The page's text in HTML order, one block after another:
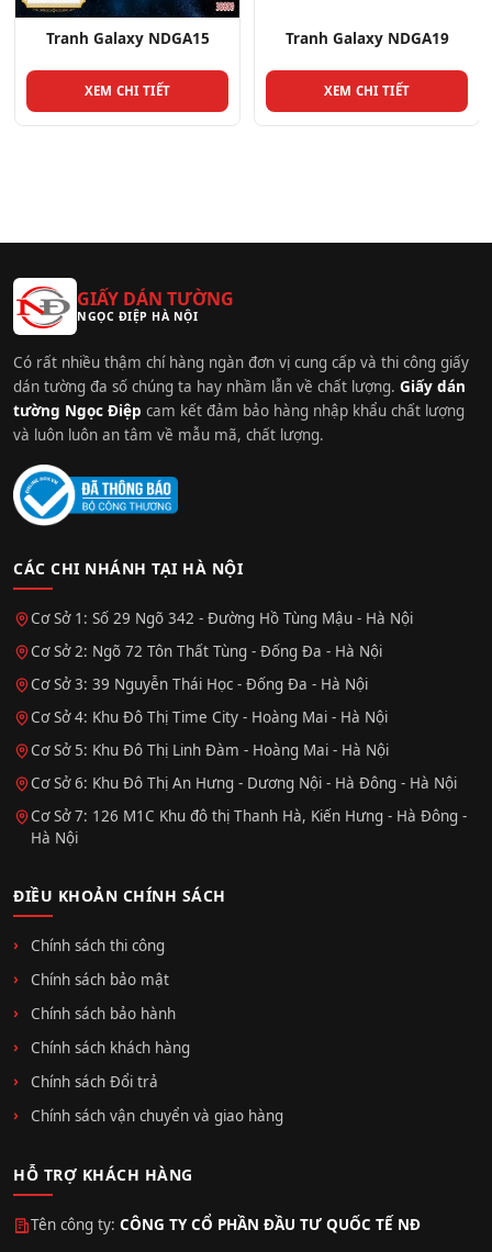
Tranh Galaxy NDGA15
XEM CHI TIẾT
Tranh Galaxy NDGA19
XEM CHI TIẾT
GIẤY DÁN TƯỜNG
NGỌC ĐIỆP HÀ NỘI
Có rất nhiều thậm chí hàng ngàn đơn vị cung cấp và thi công giấy
dán tường đa số chúng ta hay nhầm lẫn về chất lượng. Giấy dán
tường Ngọc Điệp cam kết đảm bảo hàng nhập khẩu chất lượng
và luôn luôn an tâm về mẫu mã, chất lượng.
CÁC CHI NHÁNH TẠI HÀ NỘI
Cơ Sở 1: Số 29 Ngõ 342 - Đường Hồ Tùng Mậu - Hà Nội
Cơ Sở 2: Ngõ 72 Tôn Thất Tùng - Đống Đa - Hà Nội
Cơ Sở 3: 39 Nguyễn Thái Học - Đống Đa - Hà Nội
Cơ Sở 4: Khu Đô Thị Time City - Hoàng Mai - Hà Nội
Cơ Sở 5: Khu Đô Thị Linh Đàm - Hoàng Mai - Hà Nội
Cơ Sở 6: Khu Đô Thị An Hưng - Dương Nội - Hà Đông - Hà Nội
Cơ Sở 7: 126 M1C Khu đô thị Thanh Hà, Kiến Hưng - Hà Đông -
Hà Nội
ĐIỀU KHOẢN CHÍNH SÁCH
Chính sách thi công
Chính sách bảo mật
Chính sách bảo hành
Chính sách khách hàng
Chính sách Đổi trả
Chính sách vận chuyển và giao hàng
HỖ TRỢ KHÁCH HÀNG
Tên công ty: CÔNG TY CỔ PHẦN ĐẦU TƯ QUỐC TẾ NĐ